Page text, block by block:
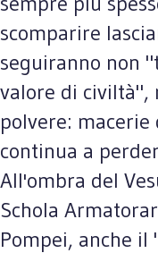
scomparire
seguiranno non
valore di civiltà",
polvere: macerie
continua a
All'ombra del
Schola
Pompei, anche